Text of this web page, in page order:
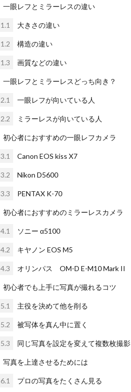
一眼レフとミラーレスの違い
1.1 大きさの違い
1.2 構造の違い
1.3 画質などの違い
一眼レフとミラーレスどっち向き？
2.1 一眼レフが向いている人
2.2 ミラーレスが向いている人
初心者におすすめの一眼レフカメラ
3.1 Canon EOS kiss X7
3.2 Nikon D5600
3.3 PENTAX K-70
初心者におすすめのミラーレスカメラ
4.1 ソニー α5100
4.2 キヤノン EOS M5
4.3 オリンパス OM-D E-M10 Mark II
初心者でも上手に写真が撮れるコツ
5.1 主役を決めて他を削る
5.2 被写体を真ん中に置く
5.3 同じ写真を設定を変えて複数枚撮影
写真を上達させるためには
6.1 プロの写真をたくさん見る